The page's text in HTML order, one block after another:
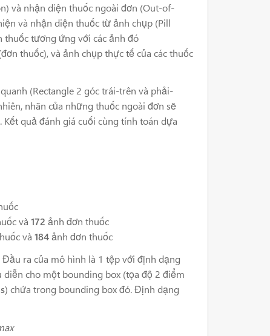
và nhận diện thuốc ngoài đơn (Out-of-
và nhận diện thuốc từ ảnh chụp (Pill
tương ứng với các ảnh đó
thuốc), và ảnh chụp thực tế của các thuốc
(Rectangle 2 góc trái-trên và phải-
nhãn của những thuốc ngoài đơn sẽ
quả đánh giá cuối cùng tính toán dựa
và 172 ảnh đơn thuốc
và 184ảnh đơn thuốc
ra của mô hình là 1 tệp với định dạng
diễn cho một bounding box (tọa độ 2 điểm
) chứa trong bounding box đó. Định dạng